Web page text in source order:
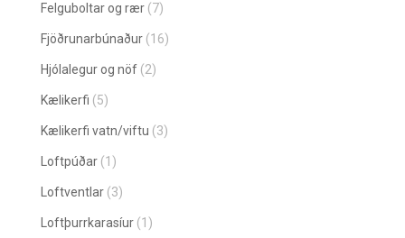
Felguboltar og rær (7)
Fjöðrunarbúnaður (16)
Hjólalegur og nöf (2)
Kælikerfi (5)
Kælikerfi vatn/viftu (3)
Loftpúðar (1)
Loftventlar (3)
Loftþurrkarasíur (1)